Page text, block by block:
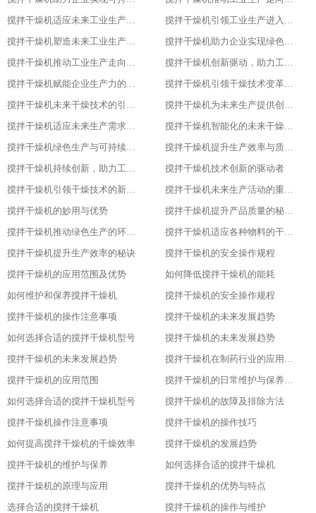
搅拌干燥机适应未来工业生产需求的创新设备
搅拌干燥机引领工业生产进入新时代
搅拌干燥机塑造未来工业生产的新格局
搅拌干燥机助力企业实现绿色、智能、高效生产
搅拌干燥机推动工业生产走向智能化与可持续发展的关键
搅拌干燥机创新驱动，助力工业生产绿色转型
搅拌干燥机赋能企业生产力的关键设备
搅拌干燥机引领干燥技术变革的先锋
搅拌干燥机未来干燥技术的引领者
搅拌干燥机为未来生产提供创新解决方案
搅拌干燥机适应未来生产需求的关键设备
搅拌干燥机智能化的未来干燥解决方案
搅拌干燥机绿色生产与可持续发展的助力者
搅拌干燥机提升生产效率与质量的关键设备
搅拌干燥机持续创新，助力工业4.0
搅拌干燥机技术创新的驱动者
搅拌干燥机引领干燥技术的新潮流
搅拌干燥机未来生产活动的重要伙伴
搅拌干燥机的妙用与优势
搅拌干燥机提升产品质量的秘密武器
搅拌干燥机推动绿色生产的环保选择
搅拌干燥机适应各种物料的干燥利器
搅拌干燥机提升生产效率的秘诀
搅拌干燥机的安全操作规程
搅拌干燥机的应用范围及优势
如何降低搅拌干燥机的能耗
如何维护和保养搅拌干燥机
搅拌干燥机的安全操作规程
搅拌干燥机的操作注意事项
搅拌干燥机的未来发展趋势
如何选择合适的搅拌干燥机型号
搅拌干燥机的未来发展趋势
搅拌干燥机的未来发展趋势
搅拌干燥机在制药行业的应用及优势
搅拌干燥机的应用范围
搅拌干燥机的日常维护与保养技巧
如何选择合适的搅拌干燥机型号
搅拌干燥机的故障及排除方法
搅拌干燥机操作注意事项
搅拌干燥机的操作技巧
如何提高搅拌干燥机的干燥效率
搅拌干燥机的发展趋势
搅拌干燥机的维护与保养
如何选择合适的搅拌干燥机
搅拌干燥机的原理与应用
搅拌干燥机的优势与特点
选择合适的搅拌干燥机
搅拌干燥机的操作与维护